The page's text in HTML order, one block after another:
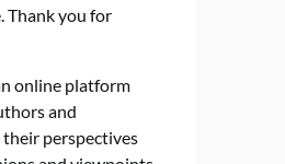
Thank you for
online platform
and
perspectives